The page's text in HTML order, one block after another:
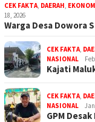
CEK FAKTA, DAERAH,
18, 2026
Warga Desa Dowora
CEK FAKTA,
NASIONAL
Kajati
CEK FAKTA,
NASIONAL
GPM